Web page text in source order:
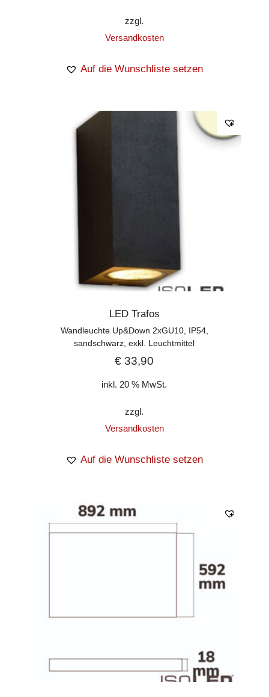
zzgl.
Versandkosten
Auf die Wunschliste setzen
LED Trafos
Wandleuchte Up&Down 2xGU10, IP54,
sandschwarz, exkl. Leuchtmittel
€ 33,90
inkl. 20 % MwSt.
zzgl.
Versandkosten
Auf die Wunschliste setzen